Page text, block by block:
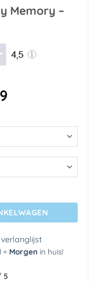
Memory –
Prijsklasse:
tot
Variant aantal
= Morgen in huis!
5